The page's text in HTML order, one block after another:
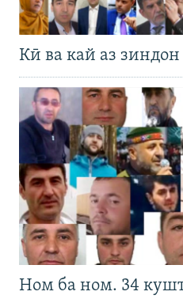
Кӣ ва кай аз
Ном ба ном. 34